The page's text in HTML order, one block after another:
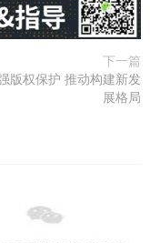
下一篇
版权保护 推动构建新发
展格局